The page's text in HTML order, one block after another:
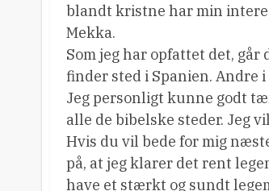
blandt kristne har min
Mekka.
Som jeg har opfattet det,
finder sted i Spanien. Andre
Jeg personligt kunne godt
alle de bibelske steder. Jeg
Hvis du vil bede for mig
på, at jeg klarer det rent
have et stærkt og sundt